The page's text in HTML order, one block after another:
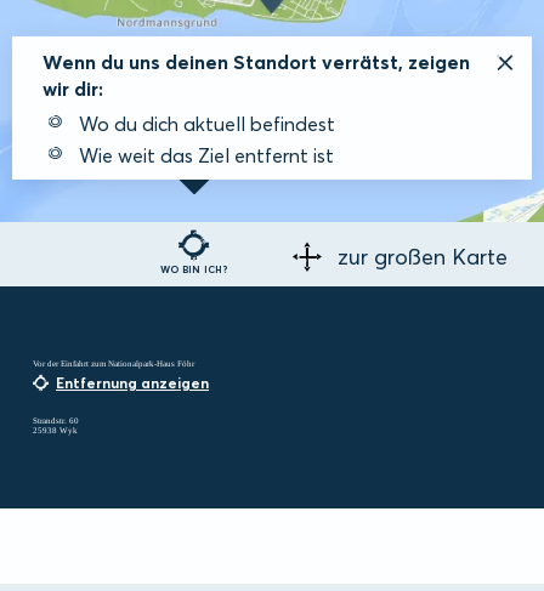
WO BIN ICH?
Wenn du uns deinen Standort verrätst, zeigen
wir dir:
Wo du dich aktuell befindest
Wie weit das Ziel entfernt ist
zur großen Karte
Vor der Einfahrt zum Nationalpark-Haus Föhr
Entfernung anzeigen
Strandstr. 60
25938 Wyk